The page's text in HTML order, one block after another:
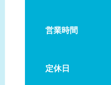
営業時間
定休日